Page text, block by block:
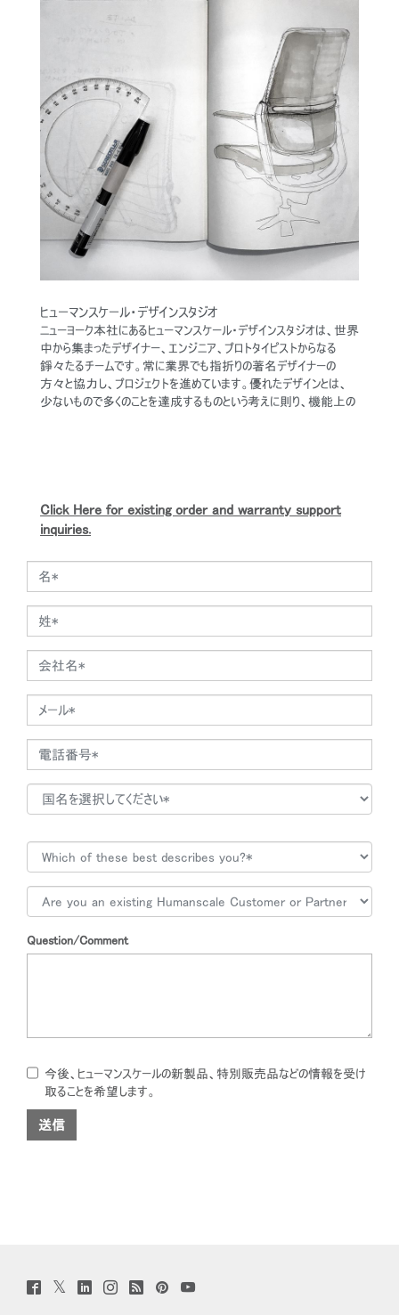
ヒューマンスケール・デザインスタジオ
ニューヨーク本社にあるヒューマンスケール・デザインスタジオは、世界
中から集まったデザイナー、エンジニア、プロトタイピストからなる
錚々たるチームです。常に業界でも指折りの著名デザイナーの
方々と協力し、プロジェクトを進めています。優れたデザインとは、
少ないもので多くのことを達成するものという考えに則り、機能上の
ワークプレイスのトレンドの徹底的な研究と、ヒューマンスケールのエ
ルゴノミクス・コンサルタント・チームの緊密な協力に支えられたデザ
ています。
Click Here for existing order and warranty support
inquiries.
Question/Comment
今後、ヒューマンスケールの新製品、特別販売品などの情報を受け
取ることを希望します。
Facebook
(opens
Twitter
(opens
LinkedIn
(opens
Instagram
(opens
Humanscale
Blog
PinterstYouTube